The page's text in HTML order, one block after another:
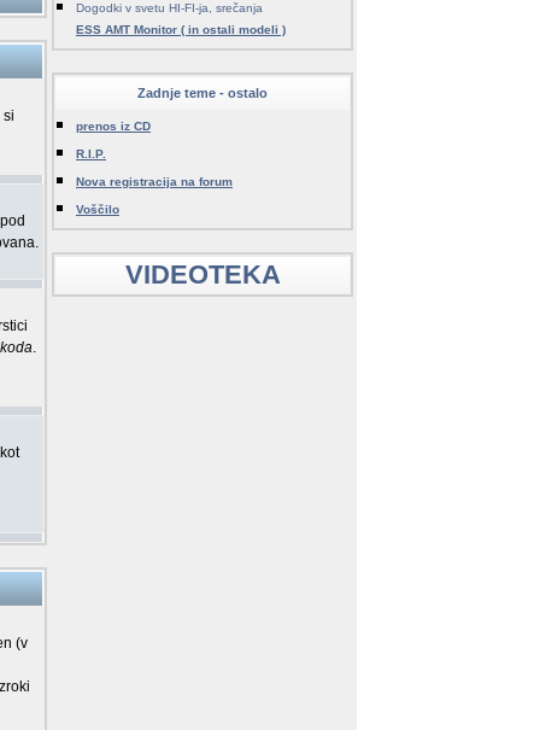
si
.
kot
(v
Dogodki v svetu HI-FI-ja, srečanja
ESS AMT Monitor ( in ostali modeli )
Zadnje teme - ostalo
prenos iz CD
R.I.P.
Nova registracija na forum
Voščilo
VIDEOTEKA